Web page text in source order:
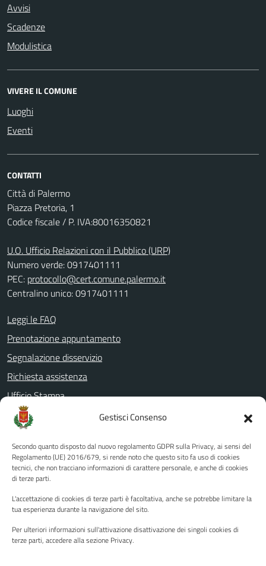
Gestisci Consenso
Secondo quanto disposto dal nuovo regolamento GDPR sulla Privacy, ai sensi del
Regolamento (UE) 2016/679, si rende noto che questo sito fa uso di cookies
tecnici, che non tracciano informazioni di carattere personale, e anche di cookies
di terze parti.
L'accettazione di cookies di terze parti è facoltativa, anche se potrebbe limitare la
tua esperienza durante la navigazione del sito.
Per ulteriori informazioni sull'attivazione disattivazione dei singoli cookies di
terze parti, accedere alla sezione Privacy.
Avvisi
Scadenze
Modulistica
VIVERE IL COMUNE
Luoghi
Eventi
CONTATTI
Città di Palermo
Piazza Pretoria, 1
Codice fiscale / P. IVA:80016350821
U.O. Ufficio Relazioni con il Pubblico (URP)
Numero verde: 0917401111
PEC: protocollo@cert.comune.palermo.it
Centralino unico: 0917401111
Leggi le FAQ
Prenotazione appuntamento
Segnalazione disservizio
Richiesta assistenza
Ufficio Stampa
Amministrazione Trasparente
Albo pretorio
Informativa privacy
Note legali
Piano di miglioramento del sito